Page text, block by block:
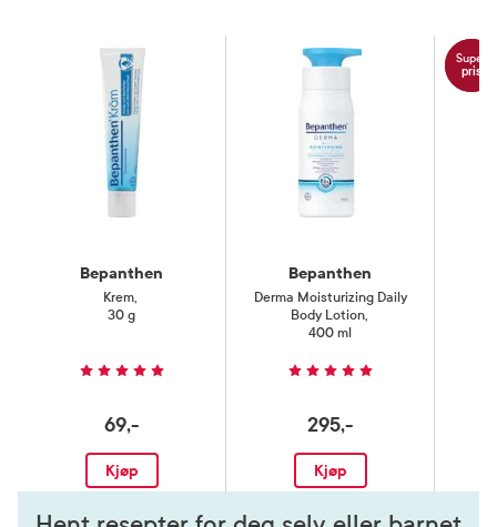
Bepanthen
Krem,
30 g
69,-
Kjøp
Bepanthen
Derma Moisturizing Daily
Body Lotion,
400 ml
295,-
Kjøp
Super
pris